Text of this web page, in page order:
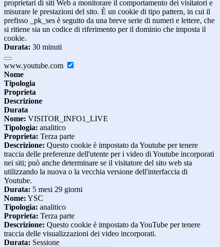
proprietari di siti Web a monitorare il comportamento dei visitatori e
misurare le prestazioni del sito. È un cookie di tipo pattern, in cui il
prefisso _pk_ses è seguito da una breve serie di numeri e lettere, che
si ritiene sia un codice di riferimento per il dominio che imposta il
cookie.
Durata: 30 minuti
www.youtube.com
Nome
Tipologia
Proprieta
Descrizione
Durata
Nome: VISITOR_INFO1_LIVE
Tipologia: analitico
Proprieta: Terza parte
Descrizione: Questo cookie è impostato da Youtube per tenere
traccia delle preferenze dell'utente per i video di Youtube incorporati
nei siti; può anche determinare se il visitatore del sito web sta
utilizzando la nuova o la vecchia versione dell'interfaccia di
Youtube.
Durata: 5 mesi 29 giorni
Nome: YSC
Tipologia: analitico
Proprieta: Terza parte
Descrizione: Questo cookie è impostato da YouTube per tenere
traccia delle visualizzazioni dei video incorporati.
Durata: Sessione